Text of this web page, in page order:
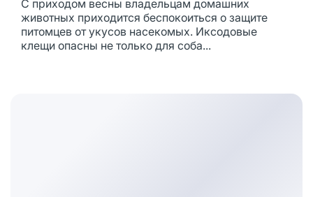
С приходом весны владельцам домашних
животных приходится беспокоиться о защите
питомцев от укусов насекомых. Иксодовые
клещи опасны не только для соба...